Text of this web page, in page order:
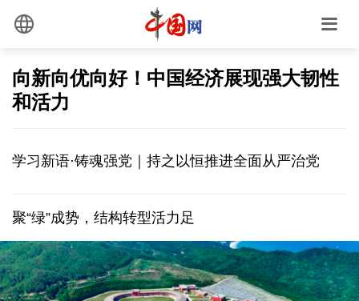
向新向优向好！中国经济展现强大韧性
和活力
学习新语·铸魂强党｜持之以恒推进全面从严治党
聚“绿”成势，结构转型活力足